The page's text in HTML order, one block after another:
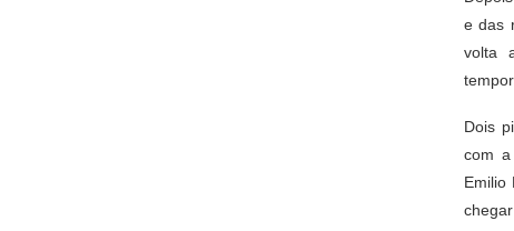
e das
volta
Dois
com
Emilio